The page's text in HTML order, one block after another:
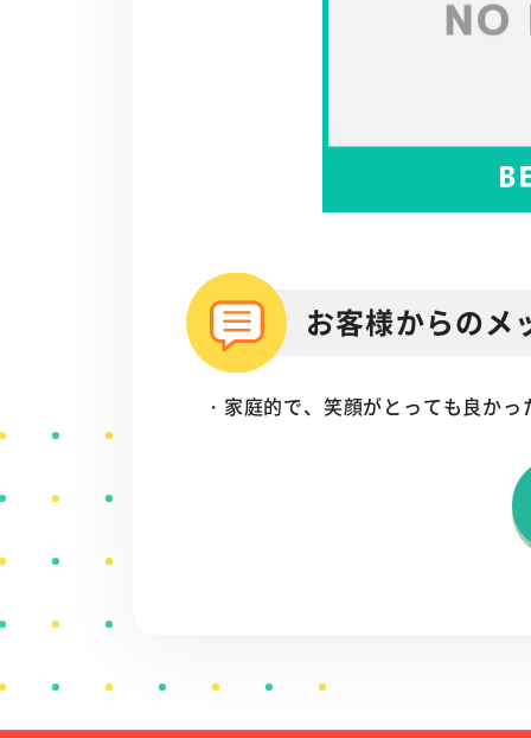
お客様からのメ
・家庭的で、笑顔がとっても良か